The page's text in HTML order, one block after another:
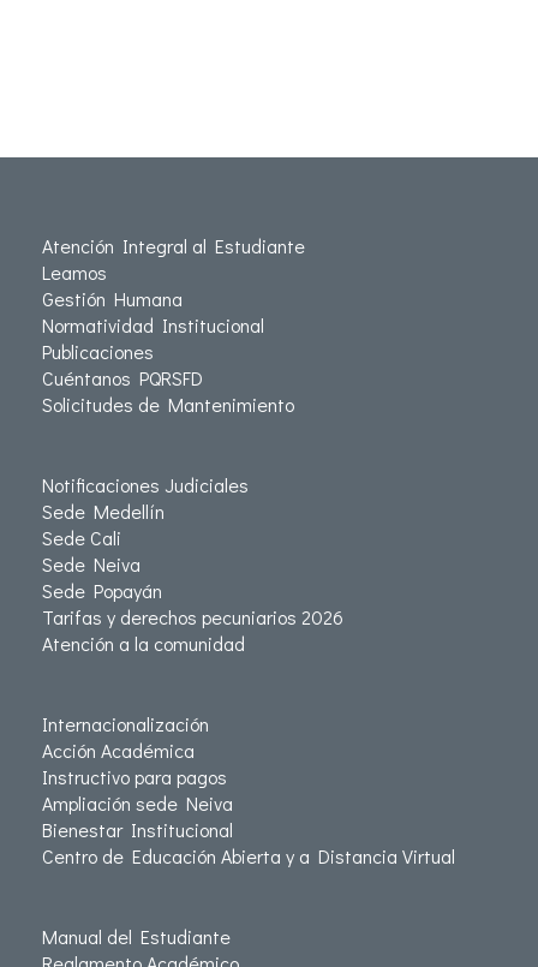
Atención Integral al Estudiante
Leamos
Gestión Humana
Normatividad Institucional
Publicaciones
Cuéntanos PQRSFD
Solicitudes de Mantenimiento
Notificaciones Judiciales
Sede Medellín
Sede Cali
Sede Neiva
Sede Popayán
Tarifas y derechos pecuniarios 2026
Atención a la comunidad
Internacionalización
Acción Académica
Instructivo para pagos
Ampliación sede Neiva
Bienestar Institucional
Centro de Educación Abierta y a Distancia Virtual
Manual del Estudiante